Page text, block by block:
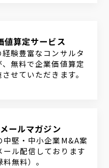
値算定サービス
経験豊富なコンサルタ
、無料で企業価値算定
せていただきます。
ールマガジン
中堅・中小企業M&A案
ール配信しております
料無料）。